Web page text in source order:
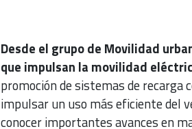
Desde el grupo de Movilidad
que impulsan la movilidad
promoción de sistemas de
impulsar un uso más eficiente del
conocer importantes avances en